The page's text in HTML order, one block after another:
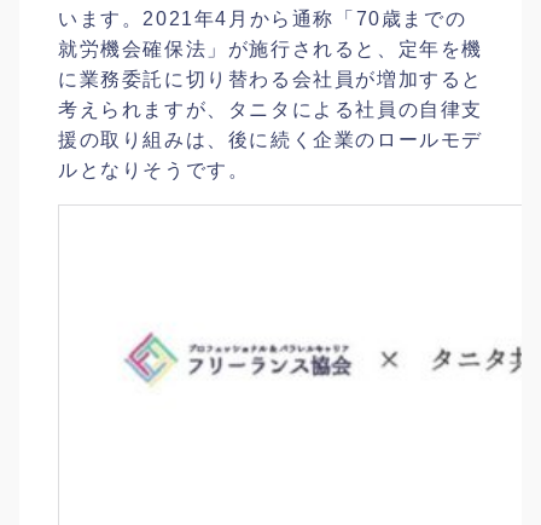
います。2021年4月から通称「70歳までの
就労機会確保法」が施行されると、定年を機
に業務委託に切り替わる会社員が増加すると
考えられますが、タニタによる社員の自律支
援の取り組みは、後に続く企業のロールモデ
ルとなりそうです。